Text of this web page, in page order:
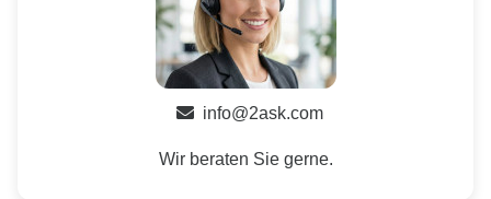
info@2ask.com
Wir beraten Sie gerne.